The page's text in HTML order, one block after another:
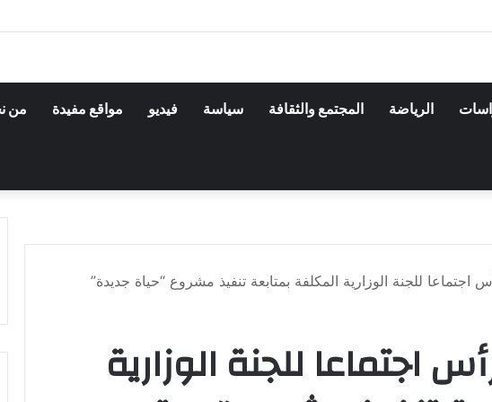
الرياضة المجتمع والثقافة سياسة فيديو مواقع مفيدة من
اجتماعا للجنة الوزارية المكلفة بمتابعة تنفيذ مشروع “حياة جديدة”
اجتماعا للجنة الوزارية